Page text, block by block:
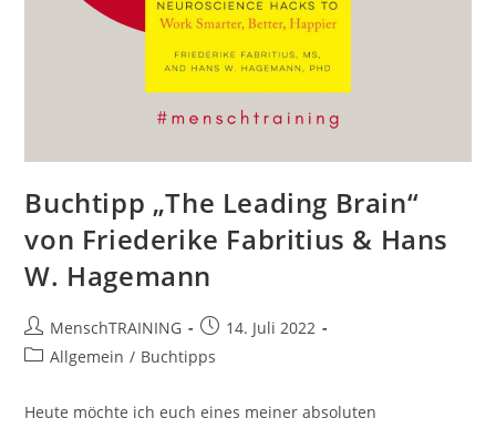
Buchtipp „The Leading Brain“
von Friederike Fabritius & Hans
W. Hagemann
Beitrags-
Autor:
MenschTRAINING
Beitrag
veröffentlicht:
14. Juli 2022
Beitrags-
Allgemein / Buchtipps
Heute möchte ich euch eines meiner absoluten